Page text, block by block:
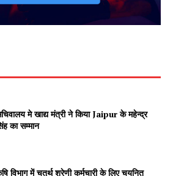
Hindi Akhbaar
मे खाद्य मंत्री ने किया Jaipur के महेन्द्र
का सम्मान
विभाग में चतुर्थ श्रेणी कर्मचारी के लिए चयनित